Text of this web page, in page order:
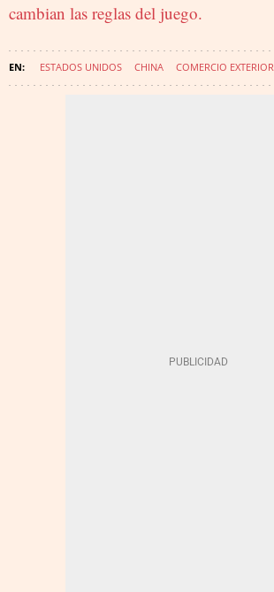
cambian las reglas del juego.
ESTADOS UNIDOS CHINA COMERCIO EXTERIOR